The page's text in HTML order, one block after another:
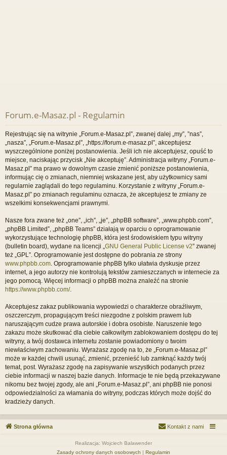
Forum.e-Masaz.pl - Regulamin
Rejestrując się na witrynie „Forum.e-Masaz.pl”, zwanej dalej „my”, ”nas”,
„nasza”, „Forum.e-Masaz.pl”, „https://forum.e-masaz.pl”, akceptujesz
wyszczególnione poniżej postanowienia. Jeśli ich nie akceptujesz, opuść to
miejsce, naciskając przycisk „Nie akceptuję”. Administracja witryny „Forum.e-
Masaz.pl” ma prawo w dowolnym czasie zmienić poniższe postanowienia,
informując cię o zmianach, niemniej wskazane jest, aby użytkownicy sami
regularnie zaglądali do tego regulaminu. Korzystanie z witryny „Forum.e-
Masaz.pl” po zmianach regulaminu oznacza, że akceptujesz te zmiany ze
wszelkimi konsekwencjami prawnymi.
Nasze fora zwane też „one”, „ich”, „je”, „phpBB software”, „www.phpbb.com”,
„phpBB Limited”, „phpBB Teams” działają w oparciu o oprogramowanie
wykorzystujące technologię phpBB, która jest środowiskiem typu witryny
(bulletin board), wydane na licencji „ GNU General Public License v2” zwanej
też „GPL”. Oprogramowanie jest dostępne do pobrania ze strony
www.phpbb.com . Oprogramowanie phpBB tylko ułatwia dyskusje przez
internet, a jego autorzy nie kontrolują tekstów zamieszczanych w internecie za
jego pomocą. Więcej informacji o phpBB można znaleźć na stronie
https://www.phpbb.com/.
Akceptujesz zakaz publikowania wypowiedzi o charakterze obraźliwym,
oszczerczym, propagującym treści niezgodne z polskim prawem lub
naruszającym cudze prawa autorskie i dobra osobiste. Naruszenie tego
zakazu może skutkować dla ciebie całkowitym zablokowaniem dostępu do tej
witryny, a twój dostawca internetu zostanie powiadomiony o twoim
niewłaściwym zachowaniu. Wyrażasz zgodę na to, że „Forum.e-Masaz.pl”
może w każdej chwili usunąć, zmienić, przenieść lub zamknąć każdy twój
temat, post. Wyrażasz zgodę na zapisywanie wszystkich podanych przez
ciebie informacji w naszej bazie danych. Informacje te nie będą przekazywane
nikomu bez twojej zgody, ale ani „Forum.e-Masaz.pl”, ani phpBB nie ponosi
odpowiedzialności za włamania do witryny, podczas których może dojść do
kradzieży danych.
Strona główna Kontakt z nami
Realizacja: Wojciech Balawender
Zasady ochrony danych osobowych | Regulamin